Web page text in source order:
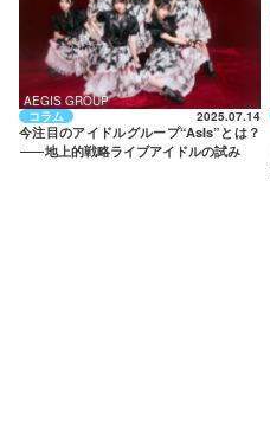
AEGIS GROUP
コラム
2025.07.14
今注目のアイドルグループ“AsIs”とは？
——地上的戦略ライブアイドルの試み